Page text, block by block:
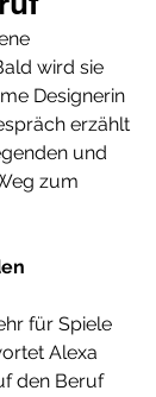
wird sie
Designerin
erzählt
und
zum
für Spiele
Alexa
den Beruf